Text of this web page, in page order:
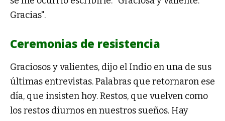
Gracias".
Ceremonias de resistencia
Graciosos y valientes, dijo el Indio en una de sus
últimas entrevistas. Palabras que retornaron ese
día, que insisten hoy. Restos, que vuelven como
los restos diurnos en nuestros sueños. Hay